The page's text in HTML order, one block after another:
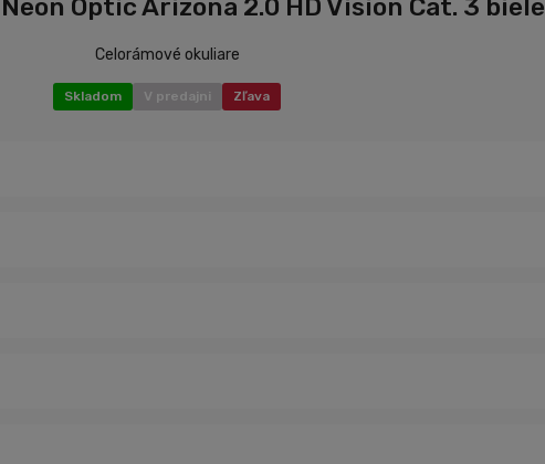
Optic Arizona 2.0 HD Vision Cat. 3 biele
Celorámové okuliare
Skladom V predajni Zľava